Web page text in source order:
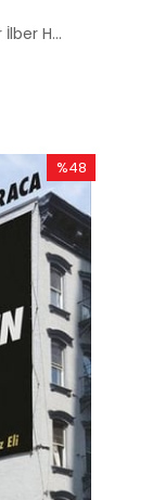
Çocuklar Soruyor İlber Hoca Cevaplıyor: Yedi Tepe İstanbul
%48
İndirim
%48İndirim